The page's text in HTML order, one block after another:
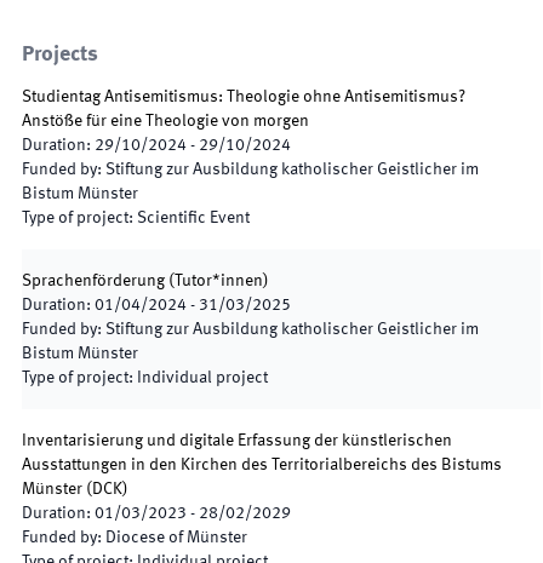
Projects
Studientag Antisemitismus: Theologie ohne Antisemitismus?
Anstöße für eine Theologie von morgen
Duration: 29/10/2024 - 29/10/2024
Funded by: Stiftung zur Ausbildung katholischer Geistlicher im
Bistum Münster
Type of project: Scientific Event
Sprachenförderung (Tutor*innen)
Duration: 01/04/2024 - 31/03/2025
Funded by: Stiftung zur Ausbildung katholischer Geistlicher im
Bistum Münster
Type of project: Individual project
Inventarisierung und digitale Erfassung der künstlerischen
Ausstattungen in den Kirchen des Territorialbereichs des Bistums
Münster ( DCK)
Duration: 01/03/2023 - 28/02/2029
Funded by: Diocese of Münster